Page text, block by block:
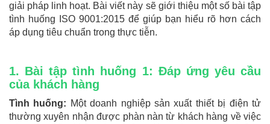
giải pháp linh hoạt. Bài viết này sẽ giới thiệu một số bài tập
tình huống ISO 9001:2015 để giúp bạn hiểu rõ hơn cách
áp dụng tiêu chuẩn trong thực tiễn.
1. Bài tập tình huống 1: Đáp ứng yêu cầu
của khách hàng
Tình huống: Một doanh nghiệp sản xuất thiết bị điện tử
thường xuyên nhận được phàn nàn từ khách hàng về việc